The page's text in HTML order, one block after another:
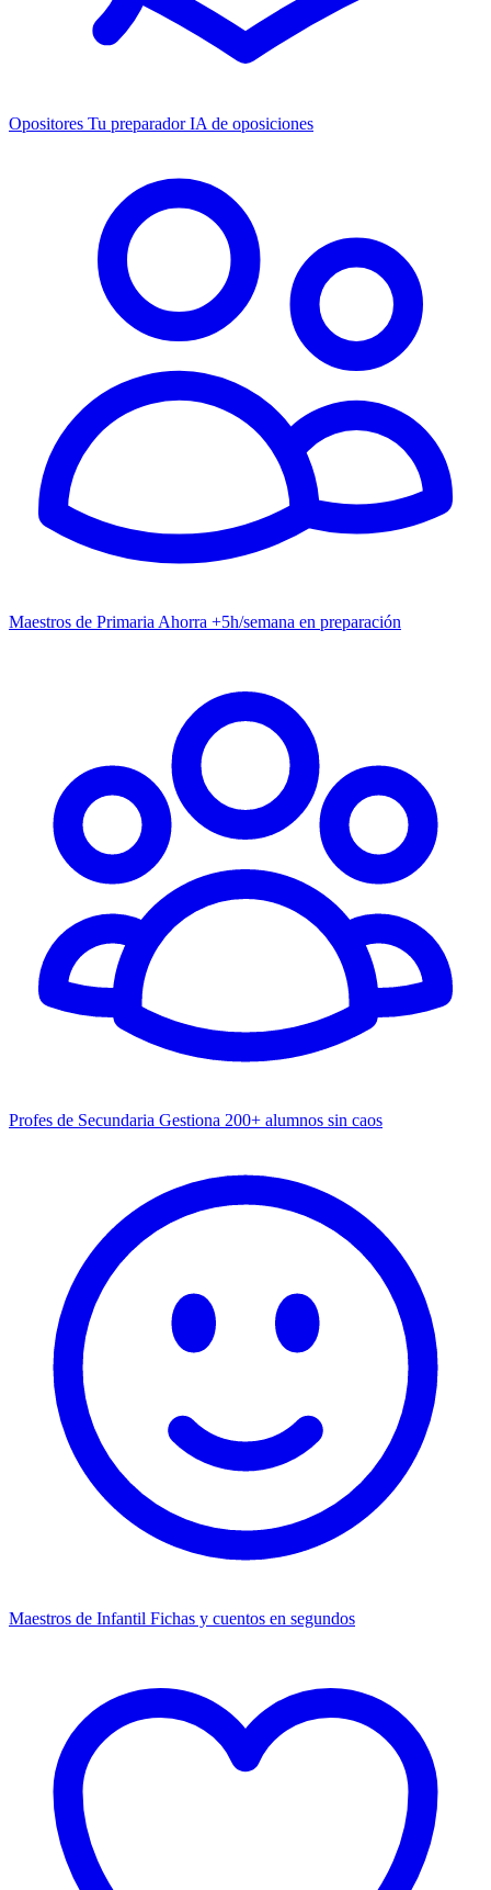
Opositores Tu preparador IA de oposiciones
Maestros de Primaria Ahorra +5h/semana en preparación
Profes de Secundaria Gestiona 200+ alumnos sin caos
Maestros de Infantil Fichas y cuentos en segundos